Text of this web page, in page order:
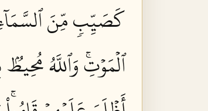
كَصَيِّبٖ مِّنَ
ٱلۡمَوۡتِۚ وَٱللَّهُ مُحِيطُۢ